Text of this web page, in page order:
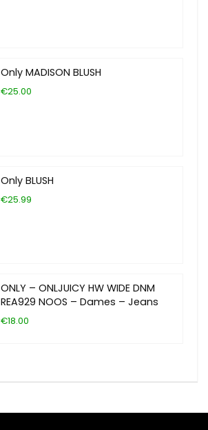
Only MADISON BLUSH
€25.00
Only BLUSH
€25.99
ONLY – ONLJUICY HW WIDE DNM
REA929 NOOS – Dames – Jeans
€18.00